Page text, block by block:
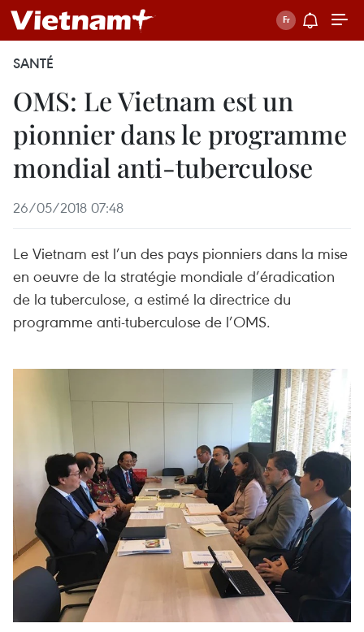
SANTÉ
OMS: Le Vietnam est un
pionnier dans le programme
mondial anti-tuberculose
26/05/2018 07:48
Le Vietnam est l’un des pays pionniers dans la mise
en oeuvre de la stratégie mondiale d’éradication
de la tuberculose, a estimé la directrice du
programme anti-tuberculose de l’OMS.